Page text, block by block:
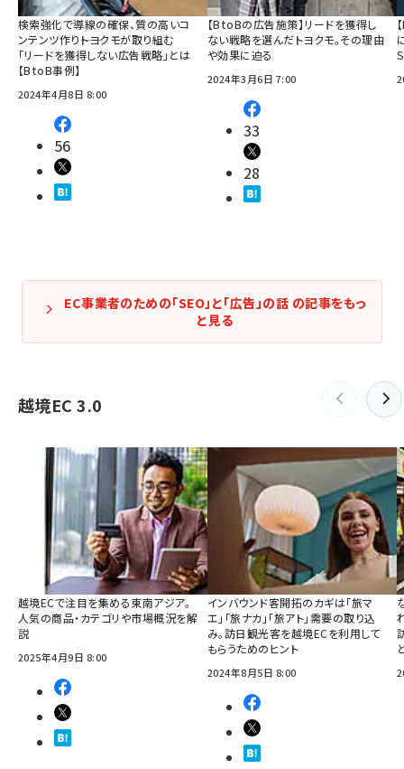
検索強化で導線の確保、質の高いコ
ンテンツ作り――トヨクモが取り組む
「リードを獲得しない広告戦略」とは
【BtoB事例】
2024年4月8日 8:00
56
【BtoBの広告施策】リードを獲得し
ない戦略を選んだトヨクモ。その理由
や効果に迫る
2024年3月6日 7:00
33
28
EC事業者のための「SEO」と「広告」の話 の記事をもっ
と見る
越境EC 3.0
越境ECで注目を集める東南アジア。
人気の商品・カテゴリや市場概況を解
説
2025年4月9日 8:00
インバウンド客開拓のカギは「旅マ
エ」「旅ナカ」「旅アト」需要の取り込
み。訪日観光客を越境ECを利用して
もらうためのヒント
2024年8月5日 8:00